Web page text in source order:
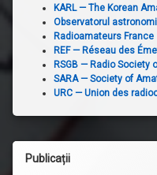
KARL — The Korean
Observatorul
Radioamateurs France
REF — Réseau des
RSGB — Radio Society
SARA — Society of
URC — Union des
Publicații